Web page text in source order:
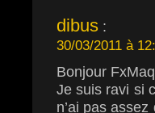
dibus :
30/03/2011 à
Bonjour
Je suis ravi si
n’ai pas